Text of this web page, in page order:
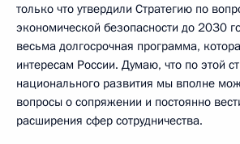
только что утвердили Стратегию по
экономической безопасности до 2030
весьма долгосрочная программа,
интересам России. Думаю, что по этой
национального развития мы вполне
вопросы о сопряжении и постоянно
расширения сфер сотрудничества.